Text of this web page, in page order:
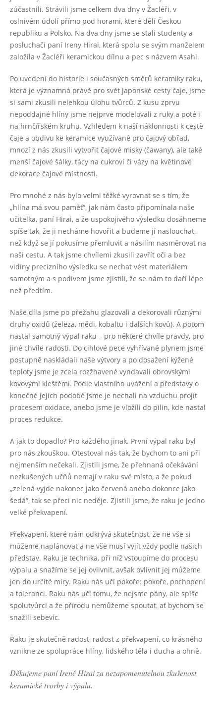
zúčastnili. Strávili jsme celkem dva dny v Žacléři, v
oslnivém údolí přímo pod horami, které dělí Českou
republiku a Polsko. Na dva dny jsme se stali studenty a
posluchači paní Ireny Hirai, která spolu se svým manželem
založila v Žacléři keramickou dílnu a pec s názvem Asahi.
Po uvedení do historie i současných směrů keramiky raku,
která je významná právě pro svět japonské cesty čaje, jsme
si sami zkusili nelehkou úlohu tvůrců. Z kusu zprvu
nepoddajné hlíny jsme nejprve modelovali z ruky a poté i
na hrnčířském kruhu. Vzhledem k naší náklonnosti k cestě
čaje a obdivu ke keramice využívané pro čajový obřad,
mnozí z nás zkusili vytvořit čajové misky (čawany), ale také
menší čajové šálky, tácy na cukroví či vázy na květinové
dekorace čajové místnosti.
Pro mnohé z nás bylo velmi těžké vyrovnat se s tím, že
„hlína má svou paměť“, jak nám často připomínala naše
učitelka, paní Hirai, a že uspokojivého výsledku dosáhneme
spíše tak, že ji necháme hovořit a budeme jí naslouchat,
než když se jí pokusíme přemluvit a násilím nasměrovat na
naši cestu. A tak jsme chvílemi zkusili zavřít oči a bez
vidiny precizního výsledku se nechat vést materiálem
samotným a s podivem jsme zjistili, že se nám to daří lépe
než předtím.
Naše díla jsme po přežahu glazovali a dekorovali různými
druhy oxidů (železa, mědi, kobaltu i dalších kovů). A potom
nastal samotný výpal raku – pro některé chvíle pravdy, pro
jiné chvíle radosti. Do cihlové pece vyhřívané plynem jsme
postupně naskládali naše výtvory a po dosažení kýžené
teploty jsme je zcela rozžhavené vyndavali obrovskými
kovovými kleštěmi. Podle vlastního uvážení a představy o
konečné jejich podobě jsme je nechali na vzduchu projít
procesem oxidace, anebo jsme je vložili do pilin, kde nastal
proces redukce.
A jak to dopadlo? Pro každého jinak. První výpal raku byl
pro nás zkouškou. Otestoval nás tak, že bychom to ani při
nejmenším nečekali. Zjistili jsme, že přehnaná očekávání
nezkušených učňů nemají v raku své místo, a že pokud
„zelená vyjde nakonec jako červená anebo dokonce jako
šedá“, tak se přeci nic neděje. Zjistili jsme, že raku je jedno
velké překvapení.
Překvapení, které nám odkrývá skutečnost, že ne vše si
můžeme naplánovat a ne vše musí vyjít vždy podle našich
představ. Raku je technika, při níž vstoupíme do procesu
výpalu a snažíme se jej ovlivnit, avšak ovlivnit jej můžeme
jen do určité míry. Raku nás učí pokoře: pokoře, pochopení
a toleranci. Raku nás učí tomu, že nejsme pány, ale spíše
spolutvůrci a že přírodu nemůžeme spoutat, ať bychom se
snažili sebevíc.
Raku je skutečně radost, radost z překvapení, co krásného
vznikne ze spolupráce hlíny, lidského těla i ducha a ohně.
Děkujeme paní Ireně Hirai za nezapomenutelnou zkušenost
keramické tvorby i výpalu.